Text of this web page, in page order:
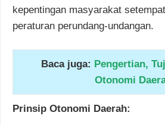
kepentingan masyarakat
peraturan perundang-undangan.
Baca juga: Pengertian,
Otonomi
Prinsip Otonomi Daerah: